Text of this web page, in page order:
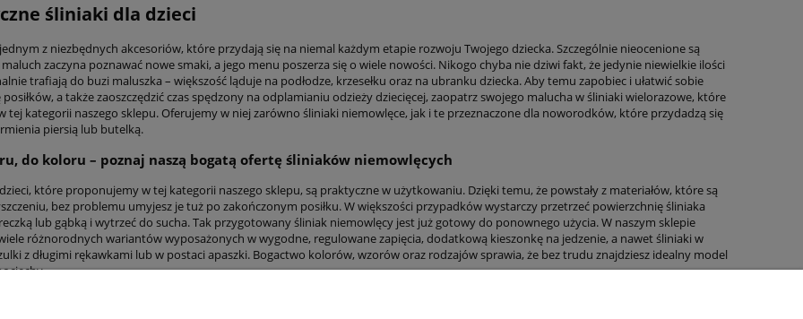
śliniaki dla dzieci
z niezbędnych akcesoriów, które przydają się na niemal każdym etapie rozwoju Twojego dziecka. Szczególnie nieocenione są
zaczyna poznawać nowe smaki, a jego menu poszerza się o wiele nowości. Nikogo chyba nie dziwi fakt, że jedynie niewielkie ilości
trafiają do buzi maluszka – większość ląduje na podłodze, krzesełku oraz na ubranku dziecka. Aby temu zapobiec i ułatwić sobie
posiłków, a także zaoszczędzić czas spędzony na odplamianiu odzieży dziecięcej, zaopatrz swojego malucha w śliniaki wielorazowe, które
tej kategorii naszego sklepu. Oferujemy w niej zarówno śliniaki niemowlęce, jak i te przeznaczone dla noworodków, które przydadzą się
piersią lub butelką.
do koloru – poznaj naszą bogatą ofertę śliniaków niemowlęcych
które proponujemy w tej kategorii naszego sklepu, są praktyczne w użytkowaniu. Dzięki temu, że powstały z materiałów, które są
bez problemu umyjesz je tuż po zakończonym posiłku. W większości przypadków wystarczy przetrzeć powierzchnię śliniaka
lub gąbką i wytrzeć do sucha. Tak przygotowany śliniak niemowlęcy jest już gotowy do ponownego użycia. W naszym sklepie
różnorodnych wariantów wyposażonych w wygodne, regulowane zapięcia, dodatkową kieszonkę na jedzenie, a nawet śliniaki w
z długimi rękawkami lub w postaci apaszki. Bogactwo kolorów, wzorów oraz rodzajów sprawia, że bez trudu znajdziesz idealny model